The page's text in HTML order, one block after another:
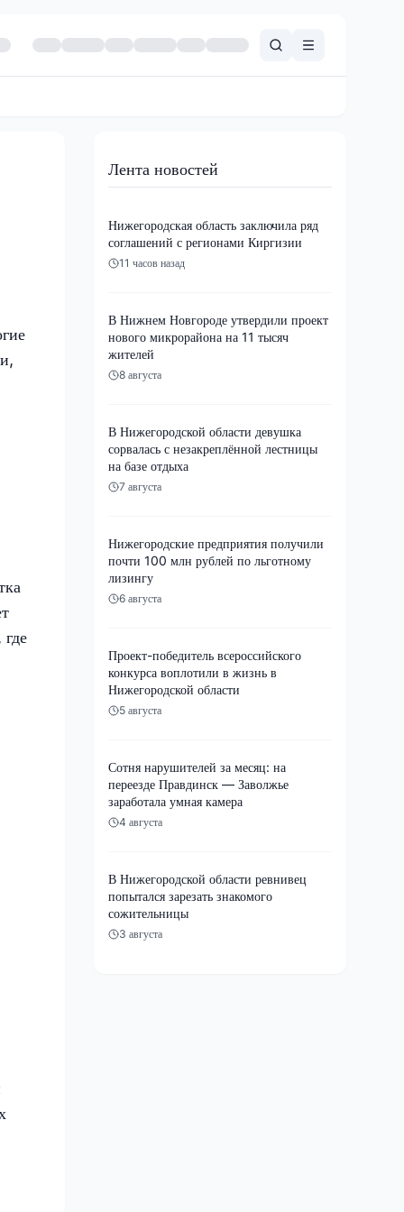
Лента новостей
Нижегородская область заключила ряд
соглашений с регионами Киргизии
11 часов назад
В Нижнем Новгороде утвердили проект
нового микрорайона на 11 тысяч
жителей
8 августа
В Нижегородской области девушка
сорвалась с незакреплённой лестницы
на базе отдыха
7 августа
Нижегородские предприятия получили
почти 100 млн рублей по льготному
лизингу
6 августа
Проект-победитель всероссийского
конкурса воплотили в жизнь в
Нижегородской области
5 августа
Сотня нарушителей за месяц: на
переезде Правдинск — Заволжье
заработала умная камера
4 августа
В Нижегородской области ревнивец
попытался зарезать знакомого
сожительницы
3 августа